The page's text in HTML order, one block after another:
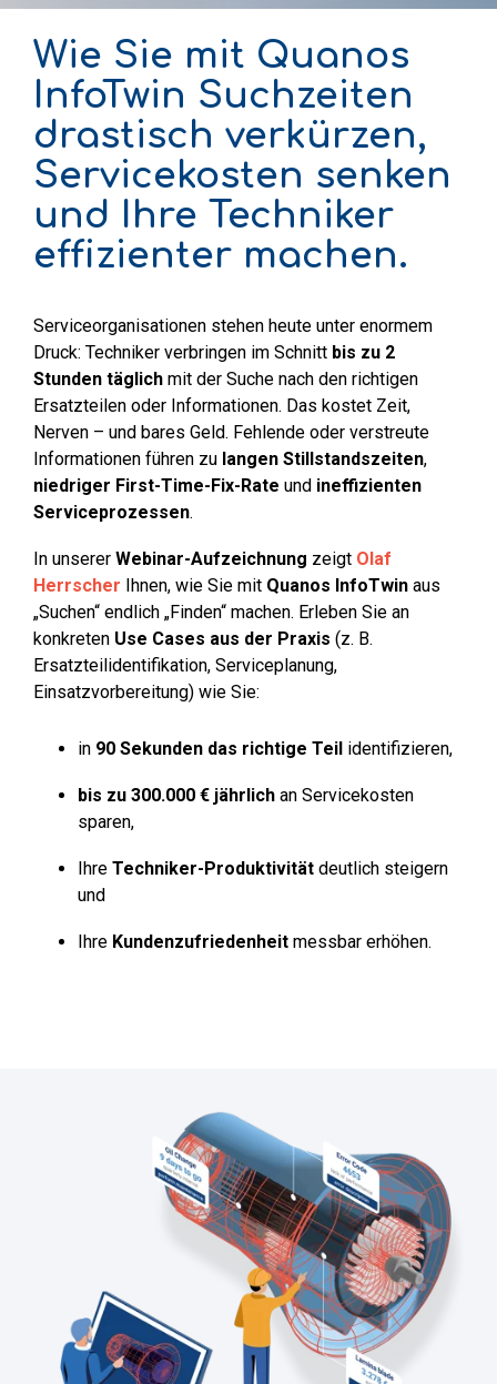
Wie Sie mit Quanos
InfoTwin Suchzeiten
drastisch verkürzen,
Servicekosten senken
und Ihre Techniker
effizienter machen.
Serviceorganisationen stehen heute unter enormem
Druck: Techniker verbringen im Schnitt bis zu 2
Stunden täglich mit der Suche nach den richtigen
Ersatzteilen oder Informationen. Das kostet Zeit,
Nerven – und bares Geld. Fehlende oder verstreute
Informationen führen zu langen Stillstandszeiten,
niedriger First-Time-Fix-Rate und ineffizienten
Serviceprozessen.
In unserer Webinar-Aufzeichnung zeigt Olaf
Herrscher Ihnen, wie Sie mit Quanos InfoTwin aus
„Suchen“ endlich „Finden“ machen. Erleben Sie an
konkreten Use Cases aus der Praxis (z. B.
Ersatzteilidentifikation, Serviceplanung,
Einsatzvorbereitung) wie Sie:
in 90 Sekunden das richtige Teil identifizieren,
bis zu 300.000 € jährlich an Servicekosten
sparen,
Ihre Techniker-Produktivität deutlich steigern
und
Ihre Kundenzufriedenheit messbar erhöhen.